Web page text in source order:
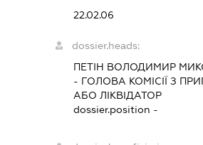
22.02.06
dossier.heads:
ПЕТІН ВОЛОДИМИР
- ГОЛОВА КОМІСІЇ З
АБО ЛІКВІДАТОР
dossier.position -